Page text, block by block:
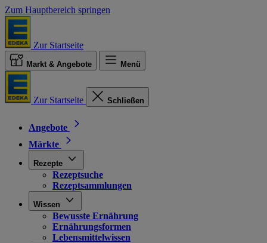
Zum Hauptbereich springen
Zur Startseite
Markt & Angebote Menü
Zur Startseite Schließen
Angebote
Märkte
Rezepte
Rezeptsuche
Rezeptsammlungen
Wissen
Bewusste Ernährung
Ernährungsformen
Lebensmittelwissen